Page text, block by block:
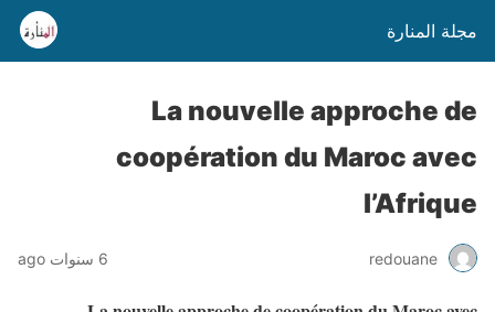
مجلة المنارة
La nouvelle approche de
coopération du Maroc avec
l’Afrique
redouane 6 سنوات ago